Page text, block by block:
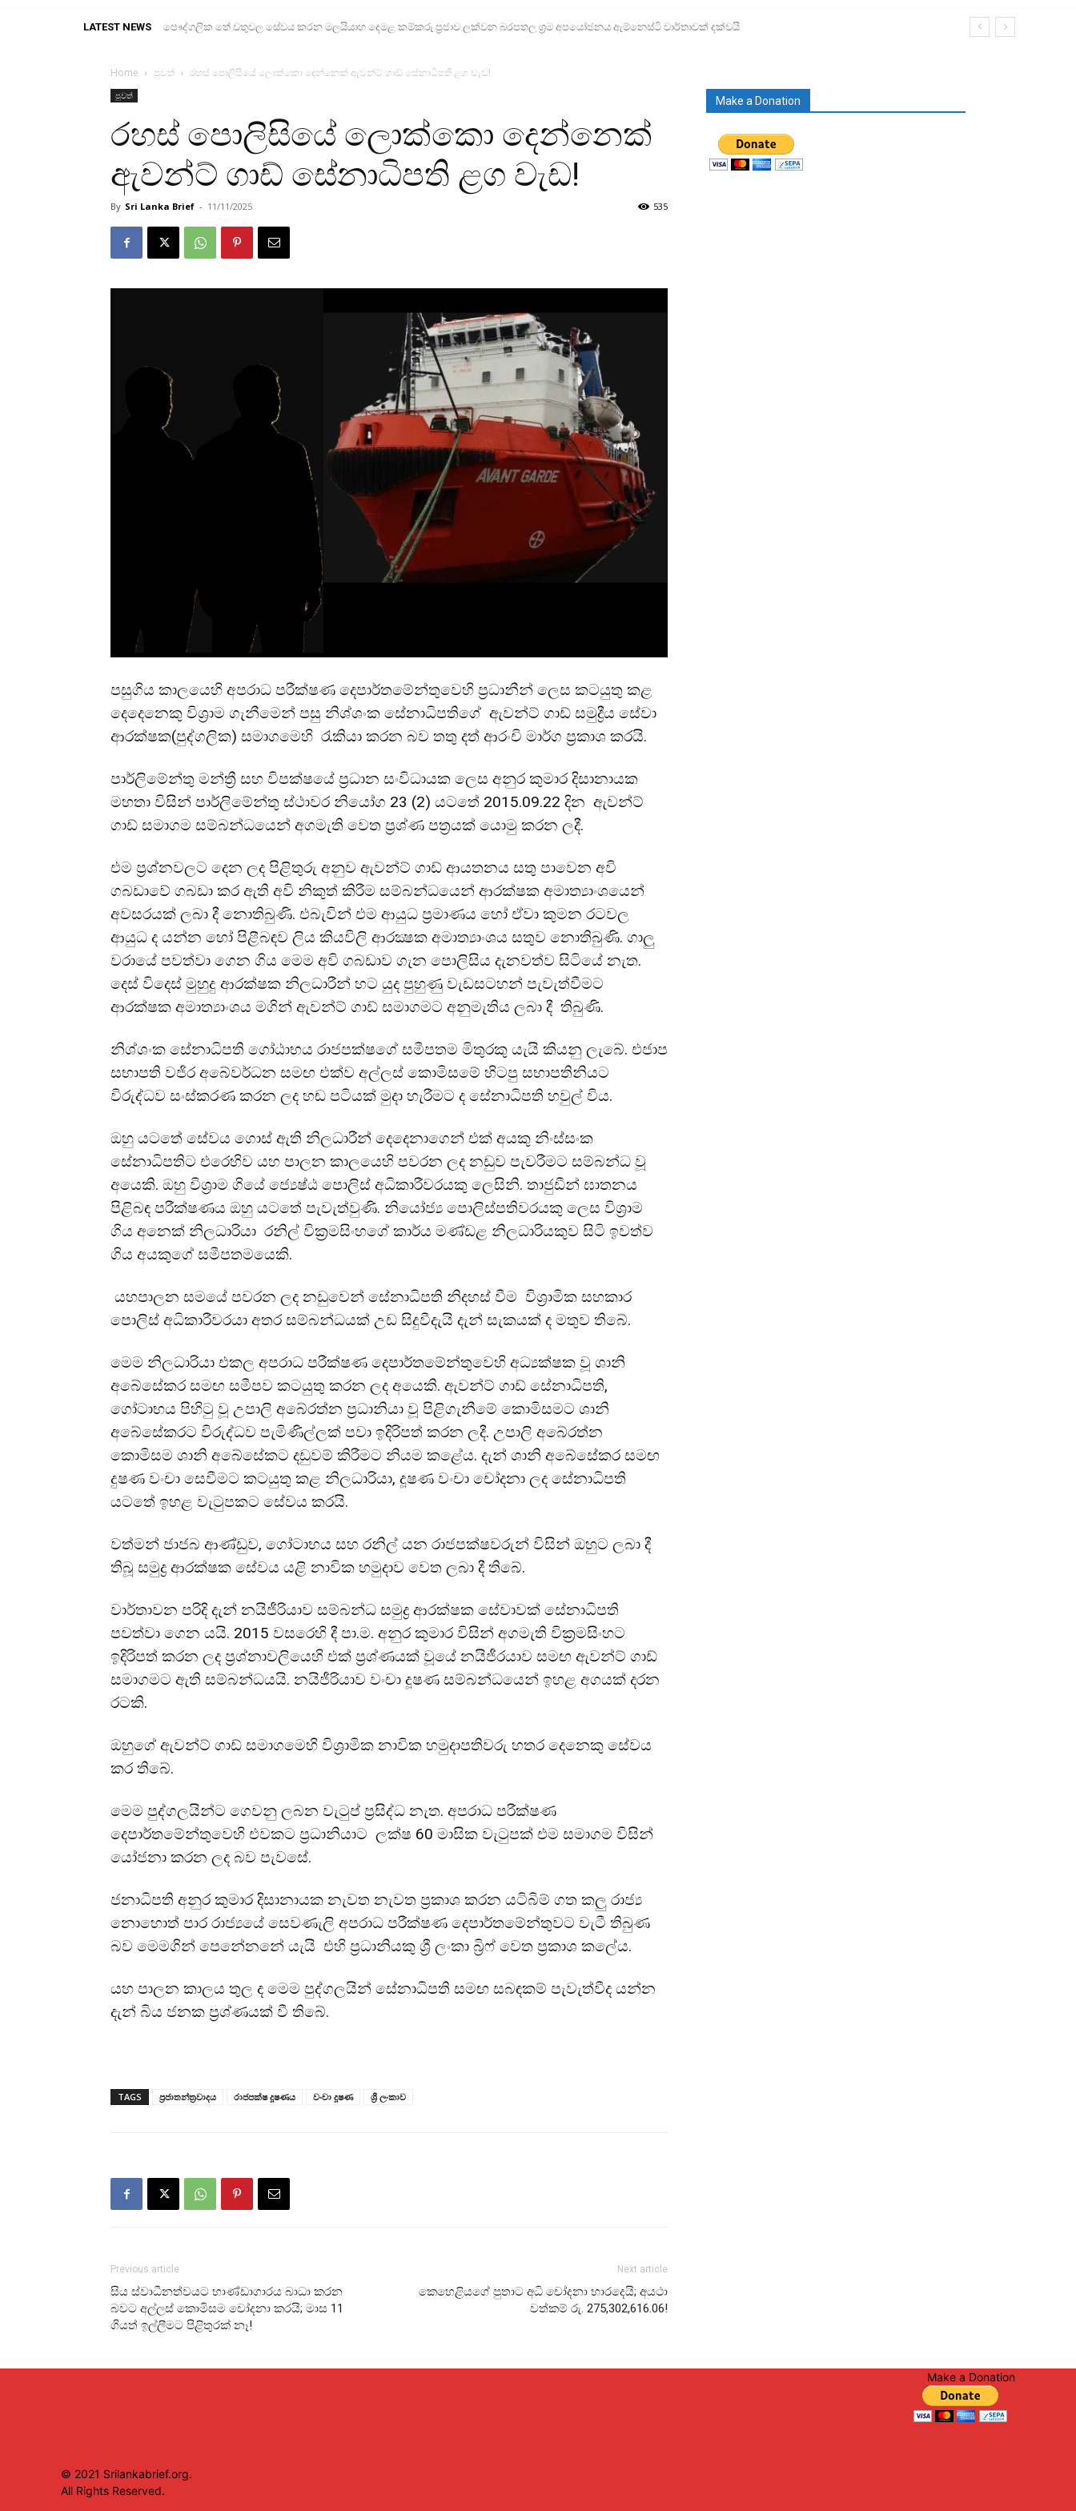
LATEST NEWS පෞද්ගලික තේ වතුවල සේවය කරන මලයියාහ දෙමළ කම්කරු ප්‍රජාව ලක්වන බරපතල ශ්‍රම අපයෝජනය ඇම්නෙස්ටි වාර්තාවක් දක්වයි
Home පුවත් රහස් පොලිසියේ ලොක්කො දෙන්නෙක් ඇවන්ට් ගාඩ් සේනාධිපති ළග වැඩ!
පුවත්
රහස් පොලිසියේ ලොක්කො දෙන්නෙක්
ඇවන්ට් ගාඩ් සේනාධිපති ළග වැඩ!
By Sri Lanka Brief - 11/11/2025 535
පසුගිය කාලයෙහි අපරාධ පරීක්ෂණ දෙපාර්තමේන්තුවෙහි ප්‍රධානීන් ලෙස කටයුතු කළ
දෙදෙනෙකු විශ්‍රාම ගැනීමෙන් පසු නිශ්ශංක සේනාධිපතිගේ ඇවන්ට් ගාඩ් සමුද්‍රීය සේවා
ආරක්ෂක(පුද්ගලික) සමාගමෙහි රැකියා කරන බව තතු දත් ආරංචි මාර්ග ප්‍රකාශ කරයි.
පාර්ලිමේන්තු මන්ත්‍රී සහ විපක්ෂයේ ප්‍රධාන සංවිධායක ලෙස අනුර කුමාර දිසානායක
මහතා විසින් පාර්ලිමේන්තු ස්ථාවර නියෝග 23 (2) යටතේ 2015.09.22 දින ඇවන්ට්
ගාඩ් සමාගම සම්බන්ධයෙන් අගමැති වෙත ප්‍රශ්ණ පත්‍රයක් යොමු කරන ලදී.
එම ප්‍රශ්නවලට දෙන ලද පිළිතුරු අනුව ඇවන්ට් ගාඩ් ආයතනය සතු පාවෙන අවි
ගබඩාවේ ගබඩා කර ඇති අවි නිකුත් කිරීම සම්බන්ධයෙන් ආරක්ෂක අමාත්‍යාංශයෙන්
අවසරයක් ලබා දී නොතිබුණි. එබැවින් එම ආයුධ ප්‍රමාණය හෝ ඒවා කුමන රටවල
ආයුධ ද යන්න හෝ පිළීබඳව ලිය කියවිලි ආරක්‍ෂක අමාත්‍යාංශය සතුව නොතිබුණි. ගාලු
වරායේ පවත්වා ගෙන ගිය මෙම අවි ගබඩාව ගැන පොලිසිය දැනවත්ව සිටියේ නැත.
දෙස් විදෙස් මුහුදු ආරක්ෂක නිලධාරීන් හට යුද පුහුණු වැඩසටහන් පැවැත්වීමට
ආරක්ෂක අමාත්‍යාංශය මගින් ඇවන්ට් ගාඩ් සමාගමට අනුමැතිය ලබා දී තිබුණි.
නිශ්ශංක සේනාධිපති ගෝඨාභය රාජපක්ෂගේ සමීපතම මිතුරකු යැයි කියනු ලැබේ. එජාප
සභාපති වජිර අබේවර්ධන සමඟ එක්ව අල්ලස් කොමිසමේ හිටපු සභාපතිනියට
විරුද්ධව සංස්කරණ කරන ලද හඬ පටියක් මුදා හැරීමට ද සේනාධිපති හවුල් විය.
ඔහු යටතේ සේවය ගොස් ඇති නිලධාරීන් දෙදෙනාගෙන් එක් අයකු නිංස්සංක
සේනාධිපතිට එරෙහිව යහ පාලන කාලයෙහි පවරන ලද නඩුව පැවරීමට සම්බන්ධ වූ
අයෙකි. ඔහු විශ්‍රාම ගියේ ජ්‍යෙෂ්ඨ පොලිස් අධිකාරීවරයකු ලෙසිනි. තාජුඩීන් ඝාතනය
පිළිබඳ පරීක්ෂණය ඔහු යටතේ පැවැත්වුණි. නියෝජ්‍ය පොලිස්පතිවරයකු ලෙස විශ්‍රාම
ගිය අනෙක් නිලධාරියා රනිල් වික්‍රමසිංහගේ කාර්ය මණ්ඩළ නිලධාරියකුව සිටි ඉවත්ව
ගිය අයකුගේ සමීපතමයෙකි.
යහපාලන සමයේ පවරන ලද නඩුවෙන් සේනාධිපති නිදහස් වීම විශ්‍රාමික සහකාර
පොලිස් අධිකාරීවරයා අතර සම්බන්ධයක් උඩ සිදුවීදැයි දැන් සැකයක් ද මතුව තිබේ.
මෙම නිලධාරියා එකල අපරාධ පරීක්ෂණ දෙපාර්තමේන්තුවෙහි අධ්‍යක්ෂක වූ ශානි
අබේසේකර සමඟ සමීපව කටයුතු කරන ලද අයෙකි. ඇවන්ට් ගාඩ් සේනාධිපති,
ගෝටාභය පිහිටු වූ උපාලි අබේරත්න ප්‍රධානියා වූ පිළිගැනීමේ කොමිසමට ශානි
අබේසේකරට විරුද්ධව පැමිණිල්ලක් පවා ඉදිරිපත් කරන ලදී. උපාලි අබේරත්න
කොමිසම ශානි අබේසේකට දඩුවම් කිරීමට නියම කළේය. දැන් ශානි අබේසේකර සමඟ
දුෂණ වංචා සෙවීමට කටයුතු කළ නිලධාරියා, දූෂණ වංචා චෝදනා ලද සේනාධිපති
යටතේ ඉහළ වැටුපකට සේවය කරයි.
වත්මන් ජාජබ ආණ්ඩුව, ගෝටාභය සහ රනිල් යන රාජපක්ෂවරුන් විසින් ඔහුට ලබා දී
තිබූ සමුද්‍ර ආරක්ෂක සේවය යළි නාවික හමුදාව වෙත ලබා දී තිබේ.
වාර්තාවන පරිදි දැන් නයිජීරියාව සම්බන්ධ සමුද්‍ර ආරක්ෂක සේවාවක් සේනාධිපති
පවත්වා ගෙන යයි. 2015 වසරෙහි දී පා.ම. අනුර කුමාර විසින් අගමැති වික්‍රමසිංහට
ඉදිරිපත් කරන ලද ප්‍රශ්නාවලියෙහි එක් ප්‍රශ්ණයක් වූයේ නයිජීරයාව සමඟ ඇවන්ට් ගාඩ්
සමාගමට ඇති සම්බන්ධයයි. නයිජීරියාව වංචා දූෂණ සම්බන්ධයෙන් ඉහළ අගයක් දරන
රටකි.
ඔහුගේ ඇවන්ට් ගාඩ් සමාගමෙහි විශ්‍රාමික නාවික හමුදාපතිවරු හතර දෙනෙකු සේවය
කර තිබේ.
මෙම පුද්ගලයින්ට ගෙවනු ලබන වැටුප් ප්‍රසිද්ධ නැත. අපරාධ පරීක්ෂණ
දෙපාර්තමේන්තුවෙහි එවකට ප්‍රධානියාට ලක්ෂ 60 මාසික වැටුපක් එම සමාගම විසින්
යෝජනා කරන ලද බව පැවසේ.
ජනාධිපති අනුර කුමාර දිසානායක නැවත නැවත ප්‍රකාශ කරන යටිබිම් ගත කලු රාජ්‍ය
නොහොත් පාර රාජ්‍යයේ සෙවණැලි අපරාධ පරීක්ෂණ දෙපාර්තමේන්තුවට වැටී තිබුණ
බව මෙමගින් පෙනේනනේ යැයි එහි ප්‍රධානියකු ශ්‍රී ලංකා බ්‍රිෆ් වෙත ප්‍රකාශ කලේය.
යහ පාලන කාලය තුල ද මෙම පුද්ගලයින් සේනාධිපති සමඟ සබඳකම් පැවැත්වීද යන්න
දැන් බිය ජනක ප්‍රශ්ණයක් වී තිබේ.
TAGS ප්‍රජාතන්ත්‍රවාදය රාජපක්ෂ දූෂණය වංචා දූෂණ ශ්‍රී ලංකාව
Previous article
සිය ස්වාධීනත්වයට භාණ්ඩාගාරය බාධා කරන
බවට අල්ලස් කොමිසම චෝදනා කරයි; මාස 11
ගියත් ඉල්ලීමට පිළිතුරක් නෑ!
Next article
කෙහෙළියගේ පුතාට අධි චෝදනා භාරදෙයි; අයථා
වත්කම් රු. 275,302,616.06!
Make a Donation
Make a Donation
© 2021 Srilankabrief.org.
All Rights Reserved.